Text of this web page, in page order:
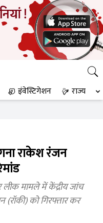
इंवेस्टिगेशन राज्य
राकेश रंजन
लीक मामले में केंद्रीय जांच
को गिरफ्तार कर